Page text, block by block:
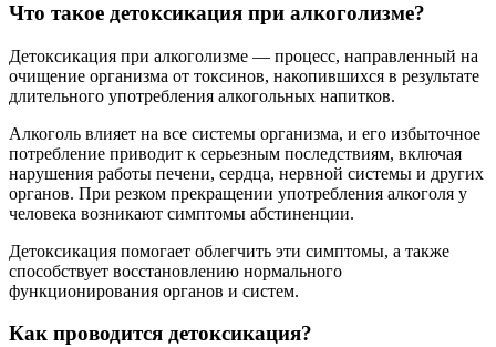
Что такое детоксикация при алкоголизме?
Детоксикация при алкоголизме — процесс, направленный на
очищение организма от токсинов, накопившихся в результате
длительного употребления алкогольных напитков.
Алкоголь влияет на все системы организма, и его избыточное
потребление приводит к серьезным последствиям, включая
нарушения работы печени, сердца, нервной системы и других
органов. При резком прекращении употребления алкоголя у
человека возникают симптомы абстиненции.
Детоксикация помогает облегчить эти симптомы, а также
способствует восстановлению нормального
функционирования органов и систем.
Как проводится детоксикация?